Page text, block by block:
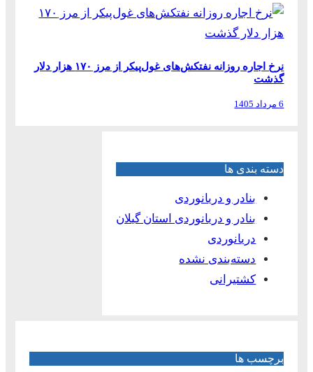
نرخ اجاره روزانه نفتکش‌های غول‌پیکر از مرز ۱۷۰ هزار دلار
گذشت
6 مرداد 1405
دسته بندی ها
بنادر و دریانوردی
بنادر و دریانوردی استان گیلان
دریانوردی
دسته‌بندی نشده
کشتیرانی
برچسب ها